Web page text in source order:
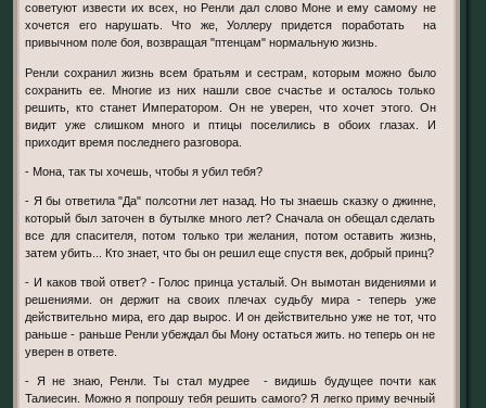
советуют извести их всех, но Ренли дал слово Моне и ему самому не
хочется его нарушать. Что же, Уоллеру придется поработать на
привычном поле боя, возвращая "птенцам" нормальную жизнь.
Ренли сохранил жизнь всем братьям и сестрам, которым можно было
сохранить ее. Многие из них нашли свое счастье и осталось только
решить, кто станет Императором. Он не уверен, что хочет этого. Он
видит уже слишком много и птицы поселились в обоих глазах. И
приходит время последнего разговора.
- Мона, так ты хочешь, чтобы я убил тебя?
- Я бы ответила "Да" полсотни лет назад. Но ты знаешь сказку о джинне,
который был заточен в бутылке много лет? Сначала он обещал сделать
все для спасителя, потом только три желания, потом оставить жизнь,
затем убить... Кто знает, что бы он решил еще спустя век, добрый принц?
- И каков твой ответ? - Голос принца усталый. Он вымотан видениями и
решениями. он держит на своих плечах судьбу мира - теперь уже
действительно мира, его дар вырос. И он действительно уже не тот, что
раньше - раньше Ренли убеждал бы Мону остаться жить. но теперь он не
уверен в ответе.
- Я не знаю, Ренли. Ты стал мудрее - видишь будущее почти как
Талиесин. Можно я попрошу тебя решить самого? Я легко приму вечный